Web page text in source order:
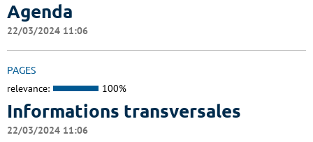
Agenda
22/03/2024 11:06
PAGES
relevance: 100%
Informations transversales
22/03/2024 11:06